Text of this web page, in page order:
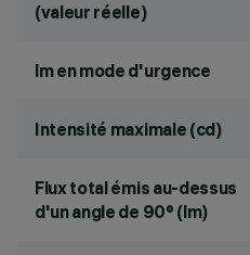
(valeur réelle)
lm en mode d'urgence
Intensité maximale (cd)
Flux total émis au-dessus
d'un angle de 90° (lm)